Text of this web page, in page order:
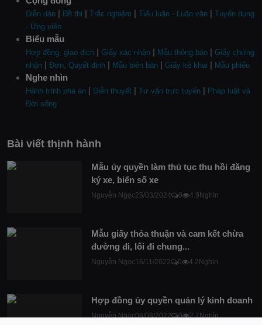
Diễn đàn | Đề thi | Trắc nghiệm | Tiểu luận - Luận văn | Tuyển dụng
- Ứng viên
Biểu mẫu
Hợp đồng, giao dịch | Giấy xác nhận | Mẫu thông báo | Giấy chứng
nhận | Đơn, Quyết định | Mẫu biên bản | Giấy kê khai | Mẫu phiếu
Nghe nhìn
Hành trình phá án | Diễn thuyết | Tư vấn trực tuyến | Pháp luật và
Đời sống
Bài viết thịnh hành
Mẫu ủy quyền làm thủ tục thu hồi đăng
ký xe, biển số xe
Nguyễn Ngọc25/03/2024 0 4.9Nghìn
Mẫu giấy thỏa thuận và cam kết chừa
đường đi, lối đi chung...
Nguyễn Ngọc16/11/2022 0 4.2Nghìn
Hợp đồng ủy quyền quản lý kinh doanh
Nguyễn Ngọc08/08/2022 0 2.7Nghìn